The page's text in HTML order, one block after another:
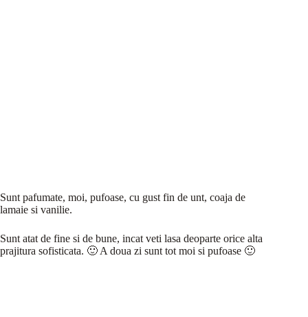
Sunt pafumate, moi, pufoase, cu gust fin de unt, coaja de
lamaie si vanilie.
Sunt atat de fine si de bune, incat veti lasa deoparte orice alta
prajitura sofisticata. 🙂 A doua zi sunt tot moi si pufoase 🙂